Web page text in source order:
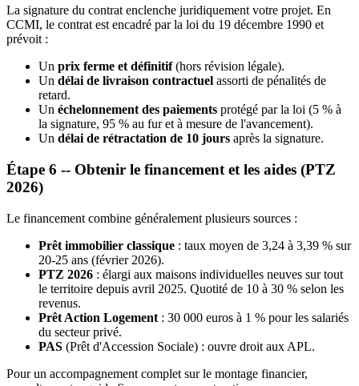
La signature du contrat enclenche juridiquement votre projet. En
CCMI, le contrat est encadré par la loi du 19 décembre 1990 et
prévoit :
Un prix ferme et définitif(hors révision légale).
Un délai de livraison contractuel assorti de pénalités de
retard.
Un échelonnement des paiements protégé par la loi (5 % à
la signature, 95 % au fur et à mesure de l'avancement).
Un délai de rétractation de 10 jours après la signature.
Étape 6 -- Obtenir le financement et les aides (PTZ
2026)
Le financement combine généralement plusieurs sources :
Prêt immobilier classique : taux moyen de 3,24 à 3,39 % sur
20-25 ans (février 2026).
PTZ 2026 : élargi aux maisons individuelles neuves sur tout
le territoire depuis avril 2025. Quotité de 10 à 30 % selon les
revenus.
Prêt Action Logement : 30 000 euros à 1 % pour les salariés
du secteur privé.
PAS (Prêt d'Accession Sociale) : ouvre droit aux APL.
Pour un accompagnement complet sur le montage financier,